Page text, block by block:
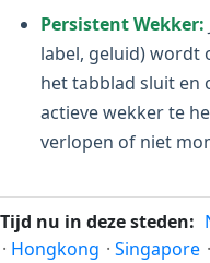
Persistent Wekker:
label, geluid) wordt
het tabblad sluit en
actieve wekker te
verlopen of niet
Tijd nu in deze steden:
· Hongkong · Singapore ·